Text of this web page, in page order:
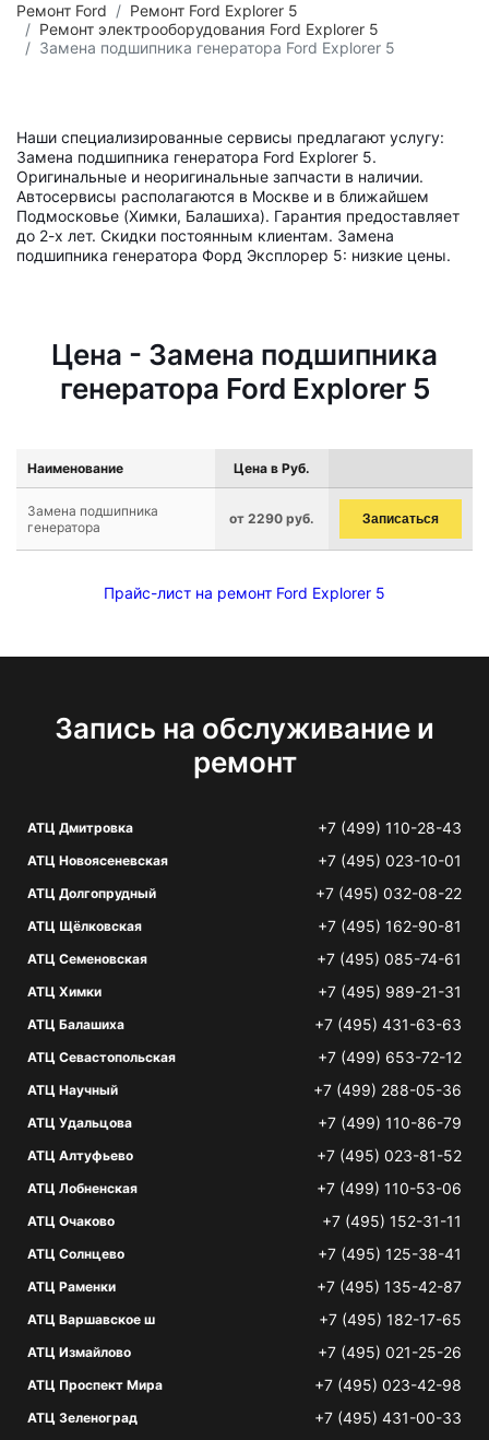
Ремонт Ford
Ремонт Ford Explorer 5
Ремонт электрооборудования Ford Explorer 5
Замена подшипника генератора Ford Explorer 5
Наши специализированные сервисы предлагают услугу:
Замена подшипника генератора Ford Explorer 5.
Оригинальные и неоригинальные запчасти в наличии.
Автосервисы располагаются в Москве и в ближайшем
Подмосковье (Химки, Балашиха). Гарантия предоставляет
до 2-х лет. Скидки постоянным клиентам. Замена
подшипника генератора Форд Эксплорер 5: низкие цены.
Цена - Замена подшипника
генератора Ford Explorer 5
Наименование Цена в Руб.
Замена подшипника
генератора
от 2290 руб. Записаться
Прайс-лист на ремонт Ford Explorer 5
Запись на обслуживание и
ремонт
АТЦ Дмитровка +7 (499) 110-28-43
АТЦ Новоясеневская +7 (495) 023-10-01
АТЦ Долгопрудный +7 (495) 032-08-22
АТЦ Щёлковская +7 (495) 162-90-81
АТЦ Семеновская +7 (495) 085-74-61
АТЦ Химки +7 (495) 989-21-31
АТЦ Балашиха +7 (495) 431-63-63
АТЦ Севастопольская +7 (499) 653-72-12
АТЦ Научный +7 (499) 288-05-36
АТЦ Удальцова +7 (499) 110-86-79
АТЦ Алтуфьево +7 (495) 023-81-52
АТЦ Лобненская +7 (499) 110-53-06
АТЦ Очаково +7 (495) 152-31-11
АТЦ Солнцево +7 (495) 125-38-41
АТЦ Раменки +7 (495) 135-42-87
АТЦ Варшавское ш +7 (495) 182-17-65
АТЦ Измайлово +7 (495) 021-25-26
АТЦ Проспект Мира +7 (495) 023-42-98
АТЦ Зеленоград +7 (495) 431-00-33